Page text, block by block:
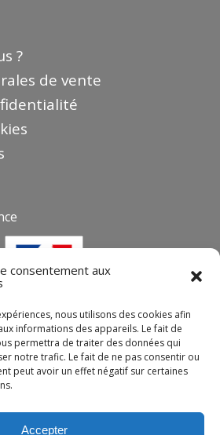
consentement aux
nous utilisons des cookies afin
informations des appareils. Le fait de
permettra de traiter des données qui
notre trafic. Le fait de ne pas consentir ou
peut avoir un effet négatif sur certaines
Accepter
?
de vente
37 44 15 30